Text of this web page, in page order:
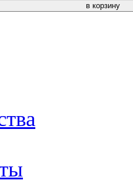
в корзину